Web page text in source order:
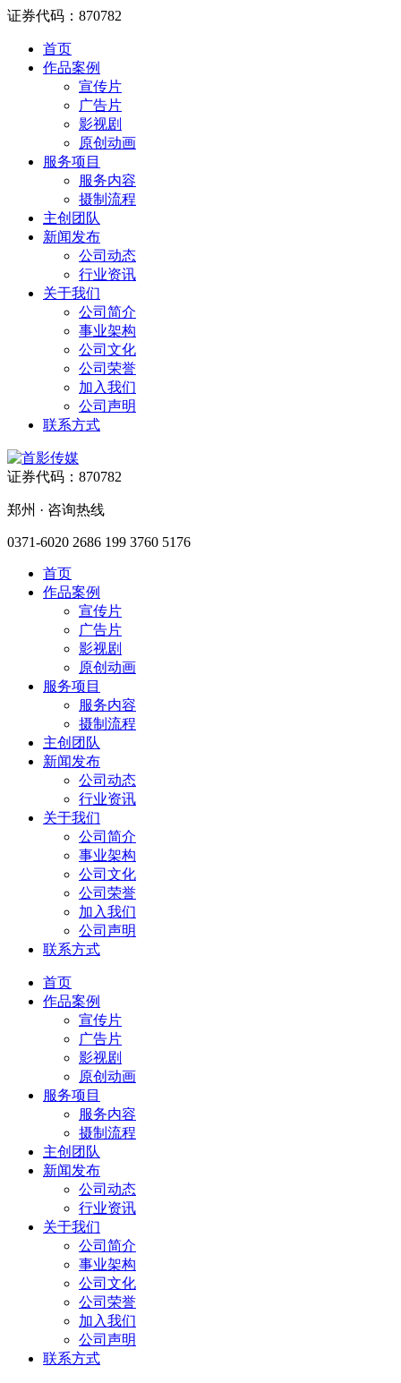
证券代码：870782
首页
作品案例
宣传片
广告片
影视剧
原创动画
服务项目
服务内容
摄制流程
主创团队
新闻发布
公司动态
行业资讯
关于我们
公司简介
事业架构
公司文化
公司荣誉
加入我们
公司声明
联系方式
证券代码：870782
郑州 · 咨询热线
0371-6020 2686 199 3760 5176
首页
作品案例
宣传片
广告片
影视剧
原创动画
服务项目
服务内容
摄制流程
主创团队
新闻发布
公司动态
行业资讯
关于我们
公司简介
事业架构
公司文化
公司荣誉
加入我们
公司声明
联系方式
首页
作品案例
宣传片
广告片
影视剧
原创动画
服务项目
服务内容
摄制流程
主创团队
新闻发布
公司动态
行业资讯
关于我们
公司简介
事业架构
公司文化
公司荣誉
加入我们
公司声明
联系方式